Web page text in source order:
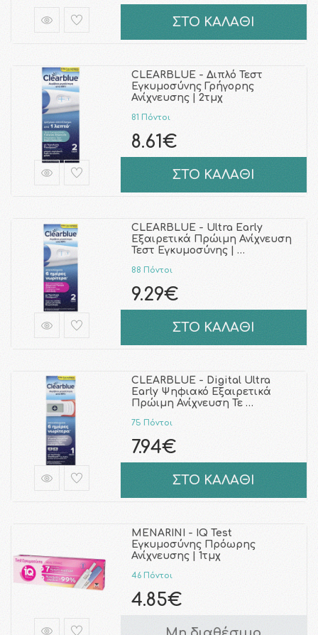
ΣΤΟ ΚΑΛΑΘΙ
CLEARBLUE - Διπλό Τεστ
Εγκυμοσύνης Γρήγορης
Ανίχνευσης | 2τμχ
81 Πόντοι
8.61€
ΣΤΟ ΚΑΛΑΘΙ
CLEARBLUE - Ultra Early
Εξαιρετικά Πρώιμη Ανίχνευση
Τεστ Εγκυμοσύνης | …
88 Πόντοι
9.29€
ΣΤΟ ΚΑΛΑΘΙ
CLEARBLUE - Digital Ultra
Early Ψηφιακό Εξαιρετικά
Πρώιμη Ανίχνευση Τε …
75 Πόντοι
7.94€
ΣΤΟ ΚΑΛΑΘΙ
MENARINI - IQ Test
Εγκυμοσύνης Πρόωρης
Ανίχνευσης | 1τμχ
46 Πόντοι
4.85€